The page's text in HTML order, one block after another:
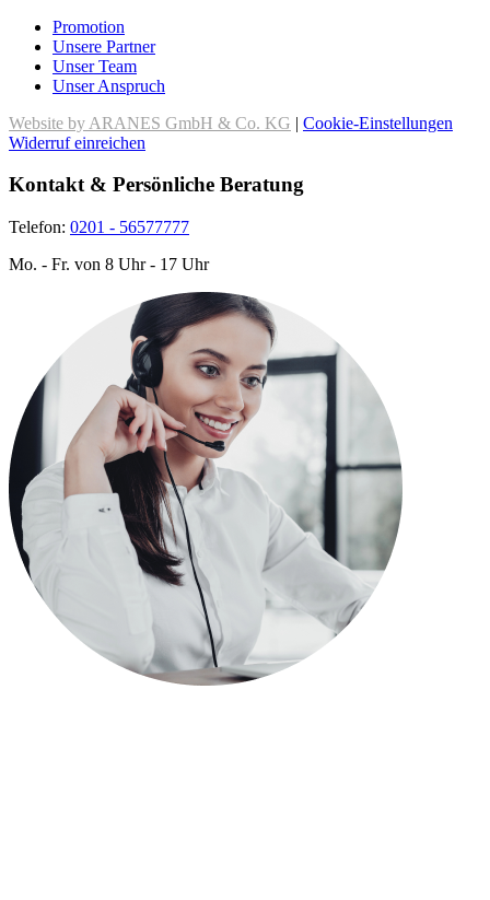
Promotion
Unsere Partner
Unser Team
Unser Anspruch
Website by ARANES GmbH & Co. KG | Cookie-Einstellungen
Widerruf einreichen
Kontakt & Persönliche Beratung
Telefon: 0201 - 56577777
Mo. - Fr. von 8 Uhr - 17 Uhr